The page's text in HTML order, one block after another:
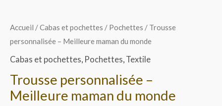
Accueil /Cabas et pochettes / Pochettes / Trousse
personnalisée – Meilleure maman du monde
Cabas et pochettes, Pochettes, Textile
Trousse personnalisée –
Meilleure maman du monde
monde